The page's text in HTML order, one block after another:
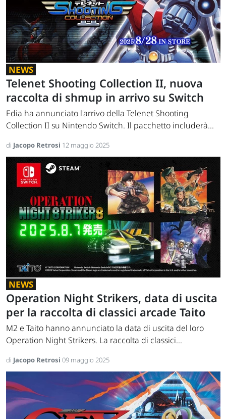
NEWS
Telenet Shooting Collection II, nuova
raccolta di shmup in arrivo su Switch
Edia ha annunciato l'arrivo della Telenet Shooting
Collection II su Nintendo Switch. Il pacchetto includerà...
di Jacopo Retrosi 12 maggio 2025
NEWS
Operation Night Strikers, data di uscita
per la raccolta di classici arcade Taito
M2 e Taito hanno annunciato la data di uscita del loro
Operation Night Strikers. La raccolta di classici...
di Jacopo Retrosi 09 maggio 2025